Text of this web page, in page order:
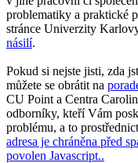
problematiky a praktické
stránce Univerzity
násilí.
Pokud si nejste jisti, zda
můžete se obrátit na
CU Point a Centra
odborníky, kteří Vám
problému, a to
adresa je chráněna před
povolen Javascript..